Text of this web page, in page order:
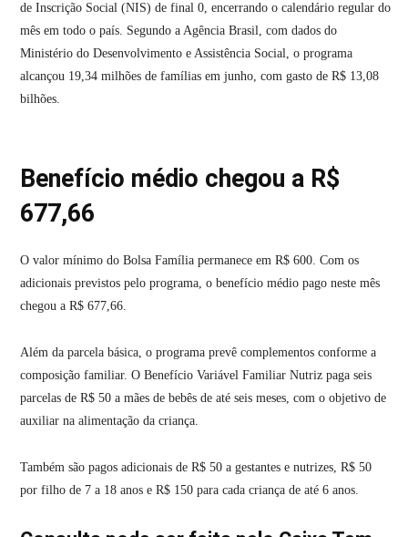
de Inscrição Social (NIS) de final 0, encerrando o calendário regular do
mês em todo o país. Segundo a Agência Brasil, com dados do
Ministério do Desenvolvimento e Assistência Social, o programa
alcançou 19,34 milhões de famílias em junho, com gasto de R$ 13,08
bilhões.
Benefício médio chegou a R$
677,66
O valor mínimo do Bolsa Família permanece em R$ 600. Com os
adicionais previstos pelo programa, o benefício médio pago neste mês
chegou a R$ 677,66.
Além da parcela básica, o programa prevê complementos conforme a
composição familiar. O Benefício Variável Familiar Nutriz paga seis
parcelas de R$ 50 a mães de bebês de até seis meses, com o objetivo de
auxiliar na alimentação da criança.
Também são pagos adicionais de R$ 50 a gestantes e nutrizes, R$ 50
por filho de 7 a 18 anos e R$ 150 para cada criança de até 6 anos.